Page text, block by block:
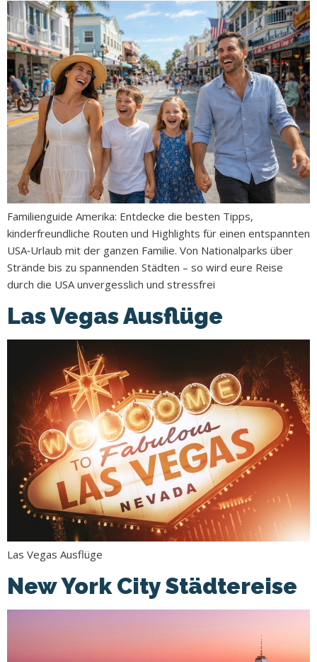
Familienguide Amerika: Entdecke die besten Tipps,
kinderfreundliche Routen und Highlights für einen entspannten
USA‑Urlaub mit der ganzen Familie. Von Nationalparks über
Strände bis zu spannenden Städten – so wird eure Reise
durch die USA unvergesslich und stressfrei
Las Vegas Ausflüge
Las Vegas Ausflüge
New York City Städtereise